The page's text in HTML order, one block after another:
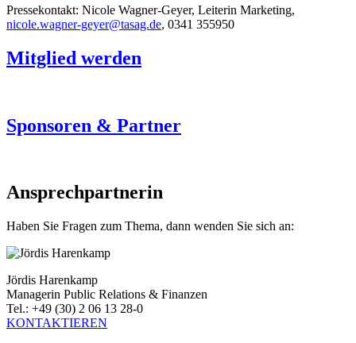
Pressekontakt: Nicole Wagner-Geyer, Leiterin Marketing,
nicole.wagner-geyer@tasag.de, 0341 355950
Mitglied werden
Sponsoren & Partner
Ansprechpartnerin
Haben Sie Fragen zum Thema, dann wenden Sie sich an:
Jördis Harenkamp
Managerin Public Relations & Finanzen
Tel.: +49 (30) 2 06 13 28-0
KONTAKTIEREN